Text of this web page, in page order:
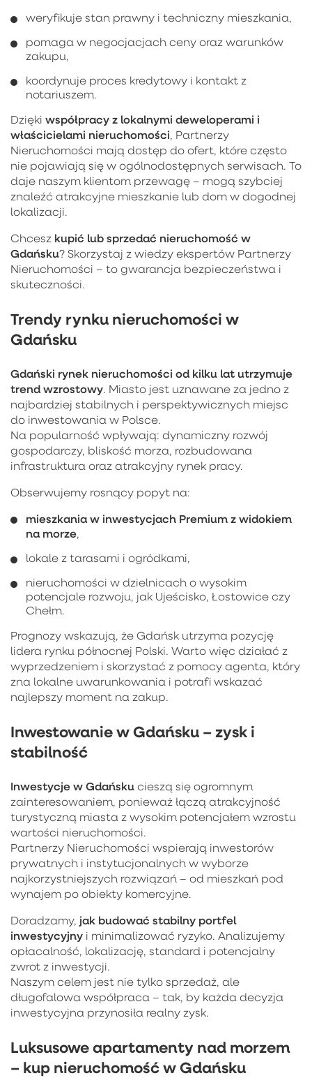
weryfikuje stan prawny i techniczny mieszkania,
pomaga w negocjacjach ceny oraz warunków
zakupu,
koordynuje proces kredytowy i kontakt z
notariuszem.
Dzięki współpracy z lokalnymi deweloperami i
właścicielami nieruchomości, Partnerzy
Nieruchomości mają dostęp do ofert, które często
nie pojawiają się w ogólnodostępnych serwisach. To
daje naszym klientom przewagę – mogą szybciej
znaleźć atrakcyjne mieszkanie lub dom w dogodnej
lokalizacji.
Chcesz kupić lub sprzedać nieruchomość w
Gdańsku? Skorzystaj z wiedzy ekspertów Partnerzy
Nieruchomości – to gwarancja bezpieczeństwa i
skuteczności.
Trendy rynku nieruchomości w
Gdańsku
Gdański rynek nieruchomości od kilku lat utrzymuje
trend wzrostowy. Miasto jest uznawane za jedno z
najbardziej stabilnych i perspektywicznych miejsc
do inwestowania w Polsce.
Na popularność wpływają: dynamiczny rozwój
gospodarczy, bliskość morza, rozbudowana
infrastruktura oraz atrakcyjny rynek pracy.
Obserwujemy rosnący popyt na:
mieszkania w inwestycjach Premium z widokiem
na morze,
lokale z tarasami i ogródkami,
nieruchomości w dzielnicach o wysokim
potencjale rozwoju, jak Ujeścisko, Łostowice czy
Chełm.
Prognozy wskazują, że Gdańsk utrzyma pozycję
lidera rynku północnej Polski. Warto więc działać z
wyprzedzeniem i skorzystać z pomocy agenta, który
zna lokalne uwarunkowania i potrafi wskazać
najlepszy moment na zakup.
Inwestowanie w Gdańsku – zysk i
stabilność
Inwestycje w Gdańsku cieszą się ogromnym
zainteresowaniem, ponieważ łączą atrakcyjność
turystyczną miasta z wysokim potencjałem wzrostu
wartości nieruchomości.
Partnerzy Nieruchomości wspierają inwestorów
prywatnych i instytucjonalnych w wyborze
najkorzystniejszych rozwiązań – od mieszkań pod
wynajem po obiekty komercyjne.
Doradzamy, jak budować stabilny portfel
inwestycyjny i minimalizować ryzyko. Analizujemy
opłacalność, lokalizację, standard i potencjalny
zwrot z inwestycji.
Naszym celem jest nie tylko sprzedaż, ale
długofalowa współpraca – tak, by każda decyzja
inwestycyjna przynosiła realny zysk.
Luksusowe apartamenty nad morzem
– kup nieruchomość w Gdańsku